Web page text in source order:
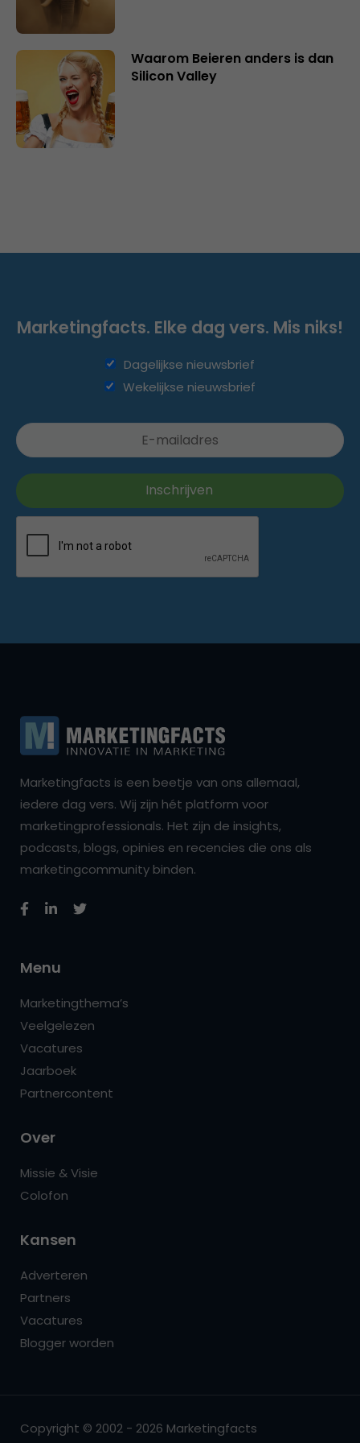
Waarom Beieren anders is dan
Silicon Valley
Marketingfacts. Elke dag vers. Mis niks!
Dagelijkse nieuwsbrief
Wekelijkse nieuwsbrief
Marketingfacts is een beetje van ons allemaal,
iedere dag vers. Wij zijn hét platform voor
marketingprofessionals. Het zijn de insights,
podcasts, blogs, opinies en recencies die ons als
marketingcommunity binden.
Menu
Marketingthema’s
Veelgelezen
Vacatures
Jaarboek
Partnercontent
Over
Missie & Visie
Colofon
Kansen
Adverteren
Partners
Vacatures
Blogger worden
Copyright © 2002 - 2026 Marketingfacts